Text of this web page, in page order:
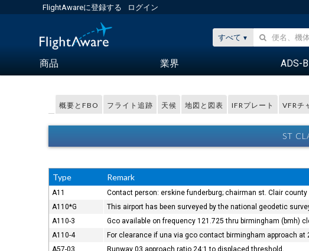
FlightAwareに登録する ログイン
すべて
商品 業界 ADS-B
概要とFBO フライト追跡 天候 地図と図表 IFRプレート VFRチ
ST
Type Remark
A11
Contact person: erskine funderburg; chairman st. Clair county
A110*G
This airport has been surveyed by the national geodetic
A110-3
Gco available on frequency 121.725 thru birmingham (bmh)
A110-4
For clearance if una via gco contact birmingham approach at
A57-03
Runway 03 approach ratio 24:1 to displaced threshold.